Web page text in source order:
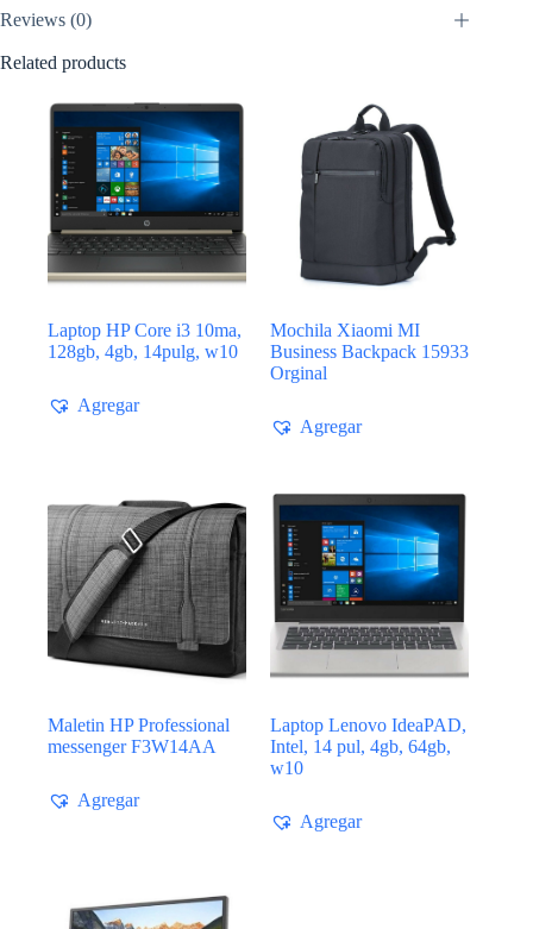
Reviews (0)
Related products
Laptop HP Core i3 10ma,
128gb, 4gb, 14pulg, w10
Agregar
Mochila Xiaomi MI
Business Backpack 15933
Orginal
Agregar
Maletin HP Professional
messenger F3W14AA
Agregar
Laptop Lenovo IdeaPAD,
Intel, 14 pul, 4gb, 64gb,
w10
Agregar